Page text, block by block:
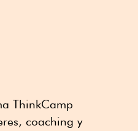
ThinkCamp
coaching y